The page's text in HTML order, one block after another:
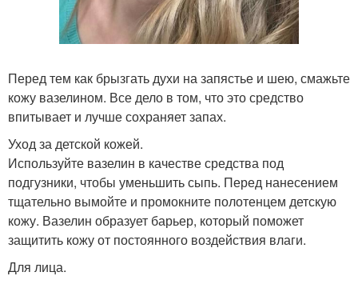
Перед тем как брызгать духи на запястье и шею, смажьте
кожу вазелином. Все дело в том, что это средство
впитывает и лучше сохраняет запах.
Уход за детской кожей.
Используйте вазелин в качестве средства под
подгузники, чтобы уменьшить сыпь. Перед нанесением
тщательно вымойте и промокните полотенцем детскую
кожу. Вазелин образует барьер, который поможет
защитить кожу от постоянного воздействия влаги.
Для лица.